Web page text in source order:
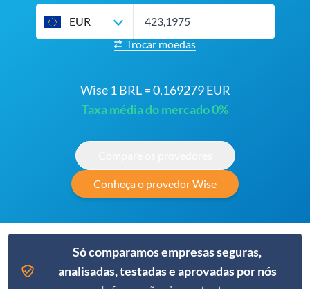
EUR
Trocar moedas
Wise 1 BRL = 0,169279 EUR
Taxa média do mercado 0%
Conheça o provedor Wise
Só comparamos empresas seguras,
analisadas, testadas e aprovadas por nós